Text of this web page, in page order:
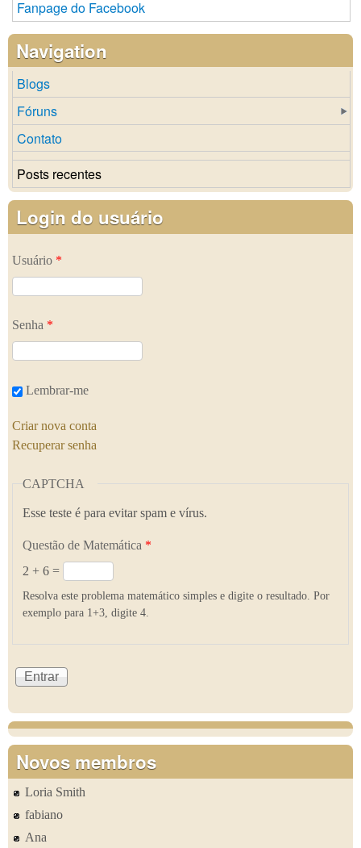
Fanpage do Facebook
Navigation
Blogs
Fóruns
Contato
Posts recentes
Login do usuário
Usuário *
Senha *
Lembrar-me
Criar nova conta
Recuperar senha
CAPTCHA
Esse teste é para evitar spam e vírus.
Questão de Matemática *
2 + 6 =
Resolva este problema matemático simples e digite o resultado. Por
exemplo para 1+3, digite 4.
Novos membros
Loria Smith
fabiano
Ana